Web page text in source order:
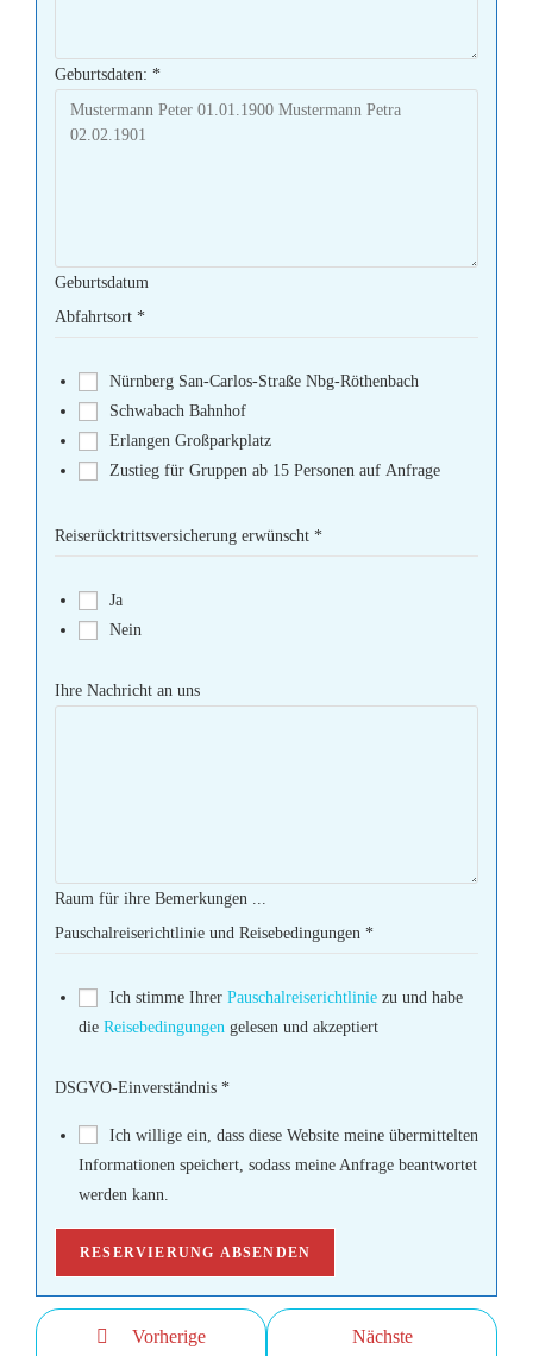
Geburtsdaten: *
Geburtsdatum
Abfahrtsort *
Nürnberg San-Carlos-Straße Nbg-Röthenbach
Schwabach Bahnhof
Erlangen Großparkplatz
Zustieg für Gruppen ab 15 Personen auf Anfrage
Reiserücktrittsversicherung erwünscht *
Ja
Nein
Ihre Nachricht an uns
Raum für ihre Bemerkungen ...
Pauschalreiserichtlinie und Reisebedingungen *
Ich stimme Ihrer Pauschalreiserichtlinie zu und habe
die Reisebedingungen gelesen und akzeptiert
DSGVO-Einverständnis *
Ich willige ein, dass diese Website meine übermittelten
Informationen speichert, sodass meine Anfrage beantwortet
werden kann.
RESERVIERUNG ABSENDEN
Vorherige Nächste